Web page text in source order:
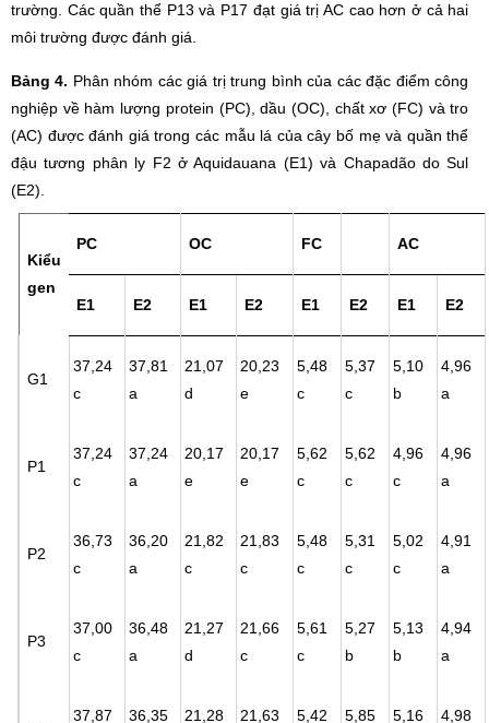
trường. Các quần thể P13 và P17 đạt giá trị AC cao hơn ở cả hai
môi trường được đánh giá.
Bảng 4. Phân nhóm các giá trị trung bình của các đặc điểm công
nghiệp về hàm lượng protein (PC), dầu (OC), chất xơ (FC) và tro
(AC) được đánh giá trong các mẫu lá của cây bố mẹ và quần thể
đậu tương phân ly F2 ở Aquidauana (E1) và Chapadão do Sul
(E2).
Kiểu
gen
PC OC FC AC
E1 E2 E1 E2 E1 E2 E1 E2
G1
37,24
c
37,81
a
21,07
d
20,23
e
5,48
c
5,37
c
5,10
b
4,96
a
P1
37,24
c
37,24
a
20,17
e
20,17
e
5,62
c
5,62
c
4,96
c
4,96
a
P2
36,73
c
36,20
a
21,82
c
21,83
c
5,48
c
5,31
c
5,02
c
4,91
a
P3
37,00
c
36,48
a
21,27
d
21,66
c
5,61
c
5,27
b
5,13
b
4,94
a
37,87
36,35
21,28
21,63
5,42
5,85
5,16
4,98